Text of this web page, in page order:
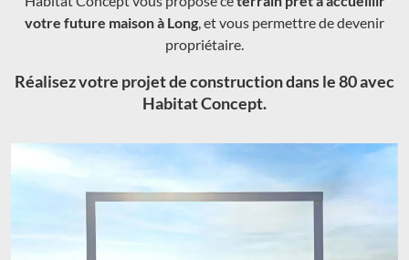
votre future maison à Long, et vous permettre de devenir
propriétaire.
Réalisez votre projet de construction dans le 80 avec
Habitat Concept.